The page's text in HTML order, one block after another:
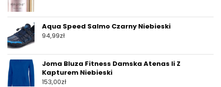
Aqua Speed Salmo Czarny Niebieski
94,99zł
Joma Bluza Fitness Damska Atenas Ii Z
Kapturem Niebieski
153,00zł